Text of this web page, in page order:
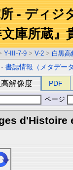
- ディジ
庫所蔵』
Y-III-7-9 > V-2 > 白黒高
-書誌情報（メタデー
解像度 PDF
ページ
d'Histoire